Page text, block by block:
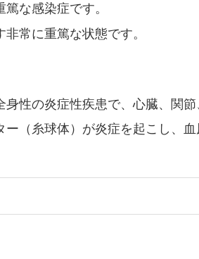
な感染症です。
常に重篤な状態です。
身性の炎症性疾患で、心臓、関
ー（糸球体）が炎症を起こし、